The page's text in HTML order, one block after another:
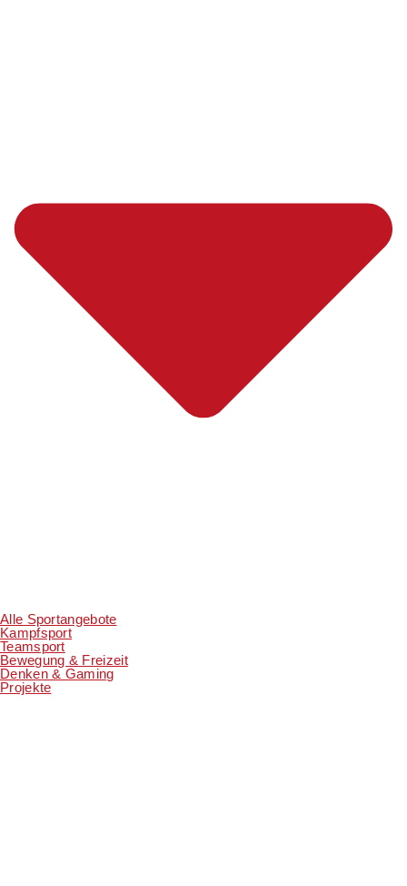
Alle Sportangebote
Kampfsport
Teamsport
Bewegung & Freizeit
Denken & Gaming
Projekte